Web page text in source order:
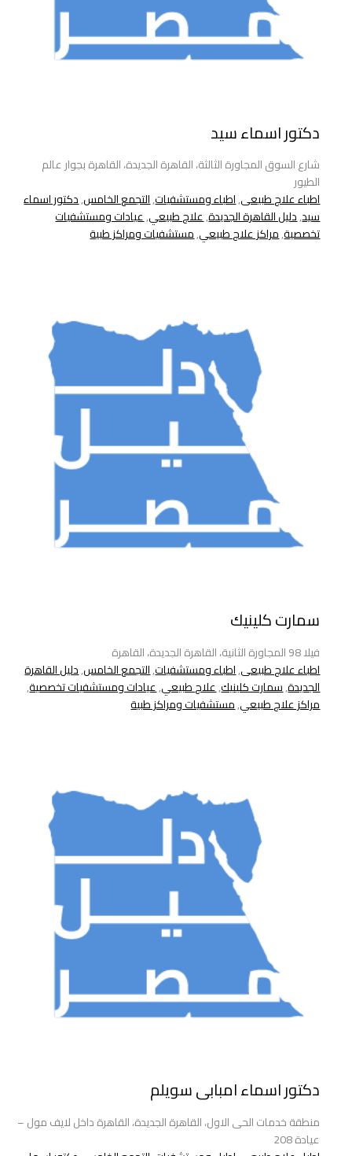
دكتور اسماء سيد
شارع السوق المجاورة الثالثة، القاهرة الجديدة، القاهرة بجوار عالم
الطيور
اطباء علاج طبيعى,اطباء ومستشفيات,التجمع الخامس,دكتور اسماء
سيد,دليل القاهرة الجديدة,علاج طبيعي,عيادات ومستشفيات
تخصصية,مراكز علاج طبيعي,مستشفيات ومراكز طبية
سمارت كلينيك
فيلا 98 المجاورة الثانية، القاهرة الجديدة، القاهرة
اطباء علاج طبيعى,اطباء ومستشفيات,التجمع الخامس,دليل القاهرة
الجديدة,سمارت كلينيك,علاج طبيعي,عيادات ومستشفيات تخصصية,
مراكز علاج طبيعي,مستشفيات ومراكز طبية
دكتور اسماء امبابى سويلم
منطقة خدمات الحى الاول، القاهرة الجديدة، القاهرة داخل لايف مول –
عيادة 208